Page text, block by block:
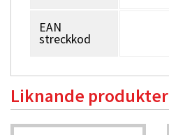
EAN
streckkod
Liknande produkter